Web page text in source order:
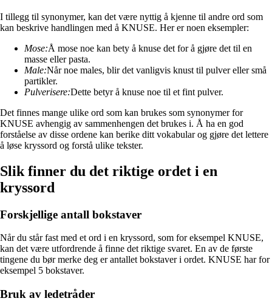
I tillegg til synonymer, kan det være nyttig å kjenne til andre ord som
kan beskrive handlingen med å KNUSE. Her er noen eksempler:
Mose:Å mose noe kan bety å knuse det for å gjøre det til en
masse eller pasta.
Male:Når noe males, blir det vanligvis knust til pulver eller små
partikler.
Pulverisere:Dette betyr å knuse noe til et fint pulver.
Det finnes mange ulike ord som kan brukes som synonymer for
KNUSE avhengig av sammenhengen det brukes i. Å ha en god
forståelse av disse ordene kan berike ditt vokabular og gjøre det lettere
å løse kryssord og forstå ulike tekster.
Slik finner du det riktige ordet i en
kryssord
Forskjellige antall bokstaver
Når du står fast med et ord i en kryssord, som for eksempel KNUSE,
kan det være utfordrende å finne det riktige svaret. En av de første
tingene du bør merke deg er antallet bokstaver i ordet. KNUSE har for
eksempel 5 bokstaver.
Bruk av ledetråder